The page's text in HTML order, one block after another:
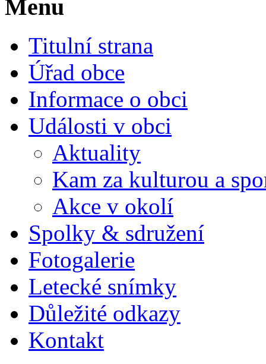
Menu
Titulní strana
Úřad obce
Informace o obci
Události v obci
Aktuality
Kam za kulturou a
Akce v okolí
Spolky & sdružení
Fotogalerie
Letecké snímky
Důležité odkazy
Kontakt